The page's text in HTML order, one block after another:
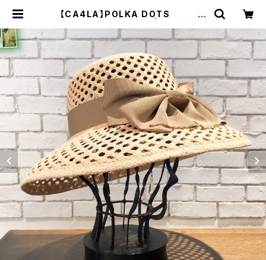
【CA4LA】POLKA DOTS ハ
専門店SHAPPO（シャッポ）